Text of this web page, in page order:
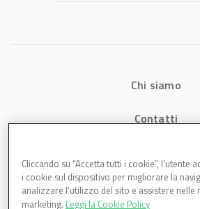
Chi siamo
Contatti
Cookies
Cliccando su “Accetta tutti i cookie”, l'utente
i cookie sul dispositivo per migliorare la
analizzare l'utilizzo del sito e assistere nelle
marketing. Leggi la Cookie Policy